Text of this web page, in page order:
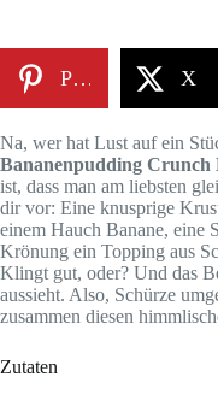
Pinterest X
Na, wer hat Lust auf ein
Bananenpudding Crunch
ist, dass man am liebsten
dir vor: Eine knusprige
einem Hauch Banane, eine
Krönung ein Topping aus
Klingt gut, oder? Und das
aussieht. Also, Schürze
zusammen diesen
Zutaten